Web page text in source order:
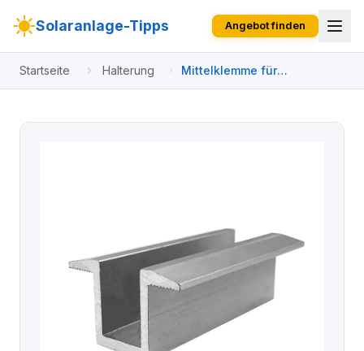
Solaranlage-Tipps Angebot finden
Startseite Halterung
Mittelklemme für
Solarmodule -